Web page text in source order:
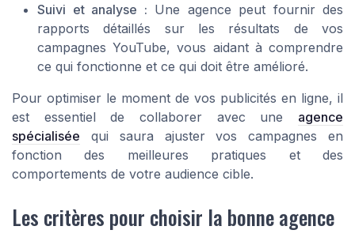
Suivi et analyse : Une agence peut fournir des
rapports détaillés sur les résultats de vos
campagnes YouTube, vous aidant à comprendre
ce qui fonctionne et ce qui doit être amélioré.
Pour optimiser le moment de vos publicités en ligne, il
est essentiel de collaborer avec une agence
spécialisée qui saura ajuster voscampagnes en
fonction des meilleures pratiques et des
comportements de votre audience cible.
Les critères pour choisir la bonne agence